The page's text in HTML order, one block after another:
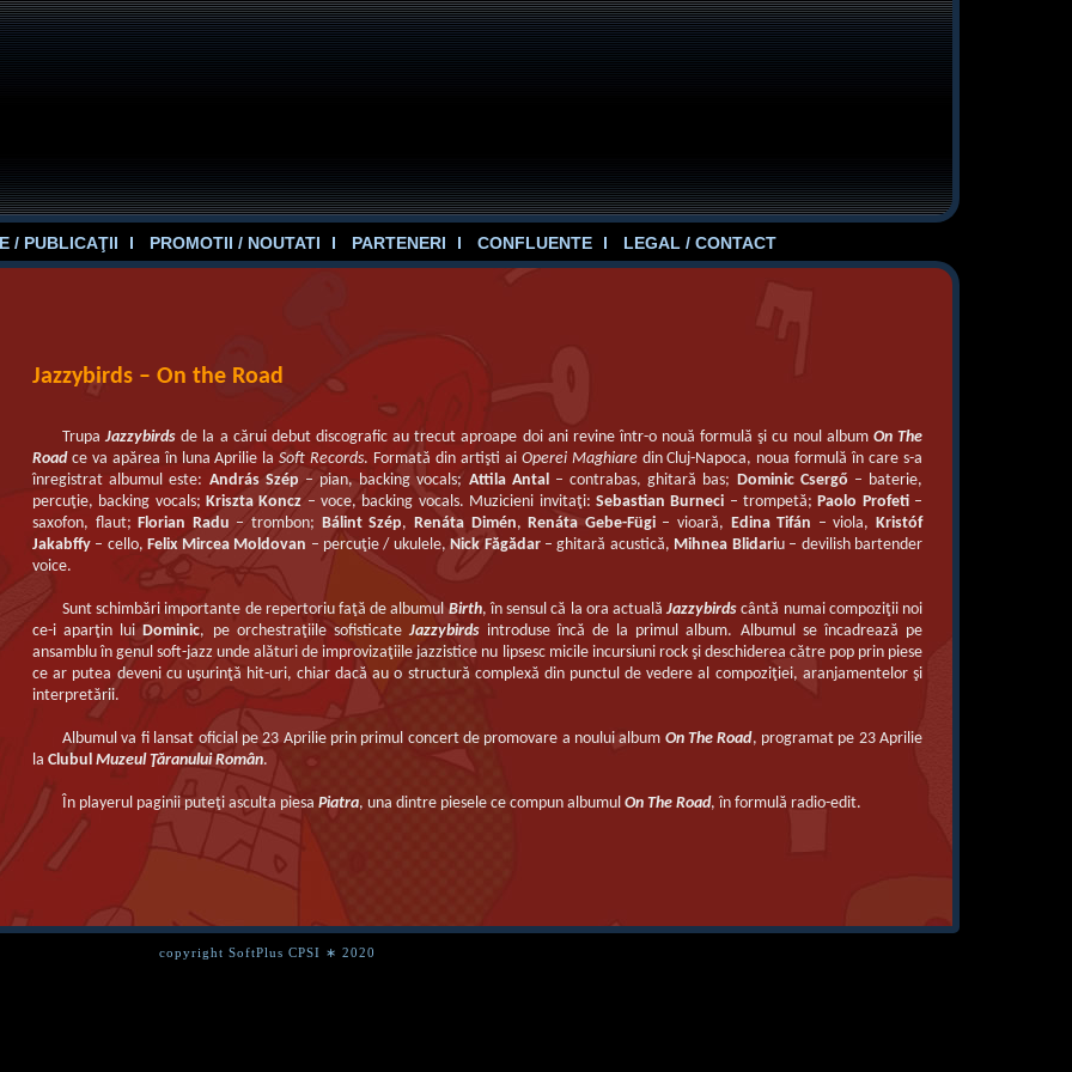
/ PUBLICAŢII PROMOTII / NOUTATI PARTENERI CONFLUENTE LEGAL / CONTACT
Jazzybirds – On the Road
TrupaJazzybirds de la a cărui debut discografic au trecut aproape doi ani revine într-o nouă formulă şi cu noul album On The
Roadce va apărea în luna Aprilie laSoft Records. Formată din artişti ai Operei Maghiaredin Cluj-Napoca, noua formulă în care s-a
înregistrat albumul este: András Szép – pian, backing vocals; Attila Antal– contrabas, ghitară bas; Dominic Csergő – baterie,
percuţie, backing vocals;Kriszta Koncz – voce, backing vocals. Muzicieni invitaţi: Sebastian Burneci – trompetă;Paolo Profeti–
saxofon, flaut;Florian Radu – trombon; Bálint Szép, Renáta Dimén,Renáta Gebe-Fügi– vioară, Edina Tifán – viola, Kristóf
Jakabffy – cello, Felix Mircea Moldovan – percuţie / ukulele,Nick Făgădar– ghitară acustică, Mihnea Blidariu – devilish bartender
voice.
Sunt schimbări importante de repertoriu faţă de albumul Birth, în sensul că la ora actualăJazzybirds cântă numai compoziţii noi
ce-i aparţin luiDominic, pe orchestraţiile sofisticateJazzybirdsintroduse încă de la primul album. Albumul se încadrează pe
ansamblu în genul soft-jazz unde alături de improvizaţiile jazzistice nu lipsesc micile incursiuni rock şi deschiderea către pop prin piese
ce ar putea deveni cu uşurinţă hit-uri, chiar dacă au o structură complexă din punctul de vedere al compoziţiei, aranjamentelor şi
interpretării.
Albumul va fi lansat oficial pe 23 Aprilie prin primul concert de promovare a noului album On The Road, programat pe 23 Aprilie
laClubulMuzeul Ţăranului Român.
În playerul paginii puteţi asculta piesaPiatra, una dintre piesele ce compun albumulOn The Road, în formulă radio-edit.
copyright SoftPlus CPSI ∗ 2020